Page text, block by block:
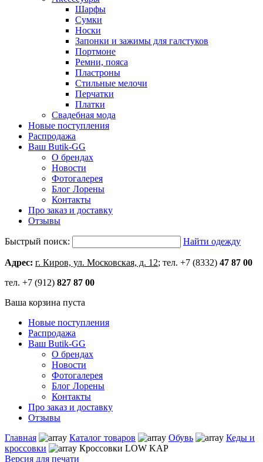
Шарфы
Сумки
Носки
Запонки и зажимы для галстуков
Портмоне
Ремни, пояса
Пластроны
Стильные мелочи
Перчатки
Платки
Свадебная мода
Новые поступления
Распродажа
Ваш Butik-GG
О брендах
Новости
Фотогалерея
Блог Лорены
Контакты
Про заказ и доставку
Отзывы
Быстрый поиск: Найти одежду
Адрес: г. Киров, ул. Московская, д. 12; тел. +7 (8332) 47 87 00
тел. +7 (912) 827 87 00
Ваша корзина пуста
Новые поступления
Распродажа
Ваш Butik-GG
О брендах
Новости
Фотогалерея
Блог Лорены
Контакты
Про заказ и доставку
Отзывы
Главная
Каталог товаров Обувь
Кеды и
кроссовки
Кроссовки LOW KAP
Версия для печати